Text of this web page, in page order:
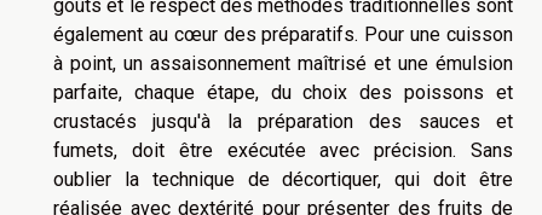
goûts et le respect des méthodes traditionnelles sont
également au cœur des préparatifs. Pour une cuisson
à point, un assaisonnement maîtrisé et une émulsion
parfaite, chaque étape, du choix des poissons et
crustacés jusqu'à la préparation des sauces et
fumets, doit être exécutée avec précision. Sans
oublier la technique de décortiquer, qui doit être
réalisée avec dextérité pour présenter des fruits de